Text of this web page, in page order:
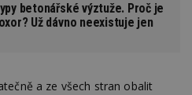
betonářské výztuže. Proč je
Už dávno neexistuje jen
a ze všech stran obalit